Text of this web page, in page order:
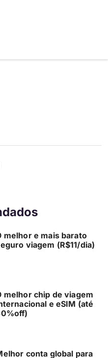
melhor e mais barato
viagem (R$11/dia)
melhor chip de viagem
e eSIM (até
conta global para